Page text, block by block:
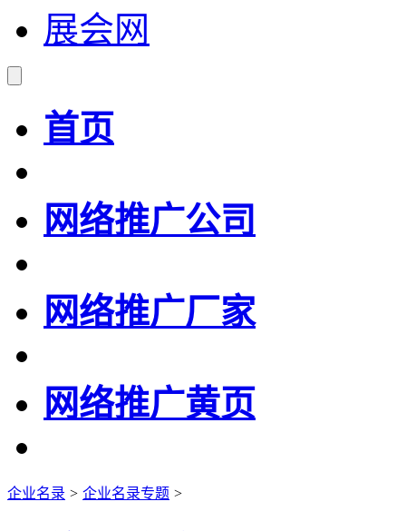
展会网
首页
网络推广公司
网络推广厂家
网络推广黄页
企业名录 > 企业名录专题 >